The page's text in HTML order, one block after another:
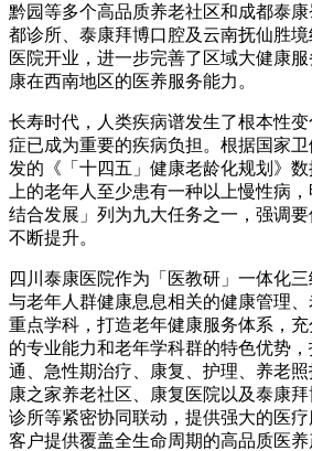
黔园等多个高品质养老社区和成都泰
都诊所、泰康拜博口腔及云南抚仙胜
医院开业，进一步完善了区域大健康
康在西南地区的医养服务能力。
长寿时代，人类疾病谱发生了根本性
症已成为重要的疾病负担。根据国家
发的《「十四五」健康老龄化规划》数
上的老年人至少患有一种以上慢性病
结合发展」列为九大任务之一，强调
不断提升。
四川泰康医院作为「医教研」一体化
与老年人群健康息息相关的健康管理
重点学科，打造老年健康服务体系，
的专业能力和老年学科群的特色优势
通、急性期治疗、康复、护理、养老
康之家养老社区、康复医院以及泰康
诊所等紧密协同联动，提供强大的医
客户提供覆盖全生命周期的高品质医养